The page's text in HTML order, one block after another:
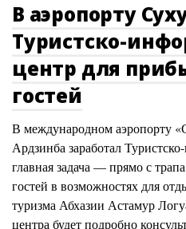
В аэропорту
Туристско-
центр для
гостей
В международном аэропорту
Ардзинба заработал
главная задача — прямо с
гостей в возможностях для
туризма Абхазии Астамур
центра будет подробно